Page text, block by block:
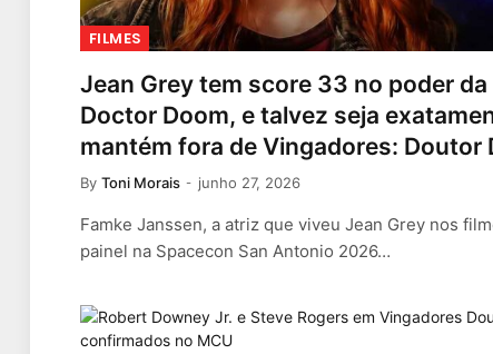
FILMES
Jean Grey tem score 33 no poder
Doctor Doom, e talvez seja
mantém fora de Vingadores: Doutor
By Toni Morais junho 27, 2026
Famke Janssen, a atriz que viveu Jean Grey nos
painel na Spacecon San Antonio 2026…